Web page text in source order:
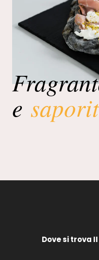
e
Dove si trova